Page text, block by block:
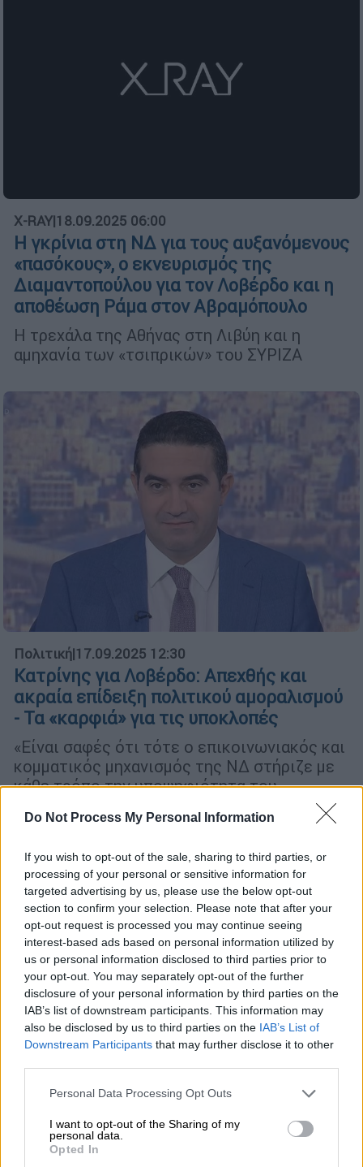
Do Not Process My Personal Information
If you wish to opt-out of the sale, sharing to third parties, or
processing of your personal or sensitive information for
targeted advertising by us, please use the below opt-out
section to confirm your selection. Please note that after your
opt-out request is processed you may continue seeing
interest-based ads based on personal information utilized by
us or personal information disclosed to third parties prior to
your opt-out. You may separately opt-out of the further
disclosure of your personal information by third parties on the
IAB’s list of downstream participants. This information may
also be disclosed by us to third parties on the IAB’s List of
Downstream Participants that may further disclose it to other
Please note that this website/app uses one or more Google
not limited to your visit or usage behaviour. You may click to
grant or deny consent to Google and its third-party tags to
use your data for below specified purposes in below Google
Personal Data Processing Opt Outs
I want to opt-out of the Sharing of my
personal data.
Opted In
X-RAY|18.09.2025 06:00
Η γκρίνια στη ΝΔ για τους αυξανόμενους
«πασόκους», ο εκνευρισμός της
Διαμαντοπούλου για τον Λοβέρδο και η
αποθέωση Ράμα στον Αβραμόπουλο
Η τρεχάλα της Αθήνας στη Λιβύη και η
αμηχανία των «τσιπρικών» του ΣΥΡΙΖΑ
Πολιτική|17.09.2025 12:30
Κατρίνης για Λοβέρδο: Απεχθής και
ακραία επίδειξη πολιτικού αμοραλισμού
- Τα «καρφιά» για τις υποκλοπές
«Είναι σαφές ότι τότε ο επικοινωνιακός και
κομματικός μηχανισμός της ΝΔ στήριζε με
κάθε τρόπο την υποψηφιότητα του
υποκλοπές
Πολιτική|17.09.2025 09:55
Λοβέρδος για τη «μεταγραφή» στη ΝΔ: